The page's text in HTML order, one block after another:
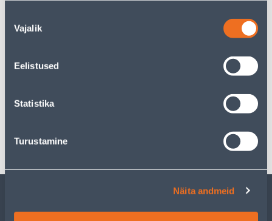
valik
Vajalik
Eelistused
Statistika
Turustamine
Näita andmeid
Description
Specification
CUSTOMER SERVICE